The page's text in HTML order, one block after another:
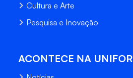
Cultura e Arte
Pesquisa e Inovação
ACONTECE NA UNIFOR